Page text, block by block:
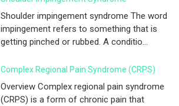
Shoulder impingement syndrome The word
impingement refers to something that is
getting pinched or rubbed. A conditio...
Complex Regional Pain Syndrome (CRPS)
Overview Complex regional pain syndrome
(CRPS) is a form of chronic pain that